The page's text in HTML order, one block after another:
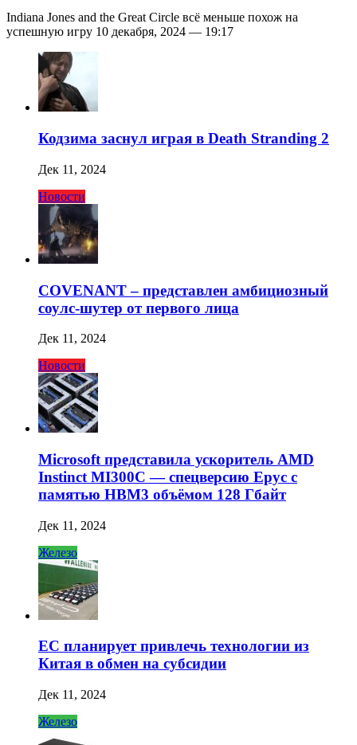
Indiana Jones and the Great Circle всё меньше похож на
успешную игру 10 декабря, 2024 — 19:17
Кодзима заснул играя в Death Stranding 2
Дек 11, 2024
Новости
COVENANT – представлен амбициозный
соулс-шутер от первого лица
Дек 11, 2024
Новости
Microsoft представила ускоритель AMD
Instinct MI300C — спецверсию Epyc с
памятью HBM3 объёмом 128 Гбайт
Дек 11, 2024
Железо
ЕС планирует привлечь технологии из
Китая в обмен на субсидии
Дек 11, 2024
Железо